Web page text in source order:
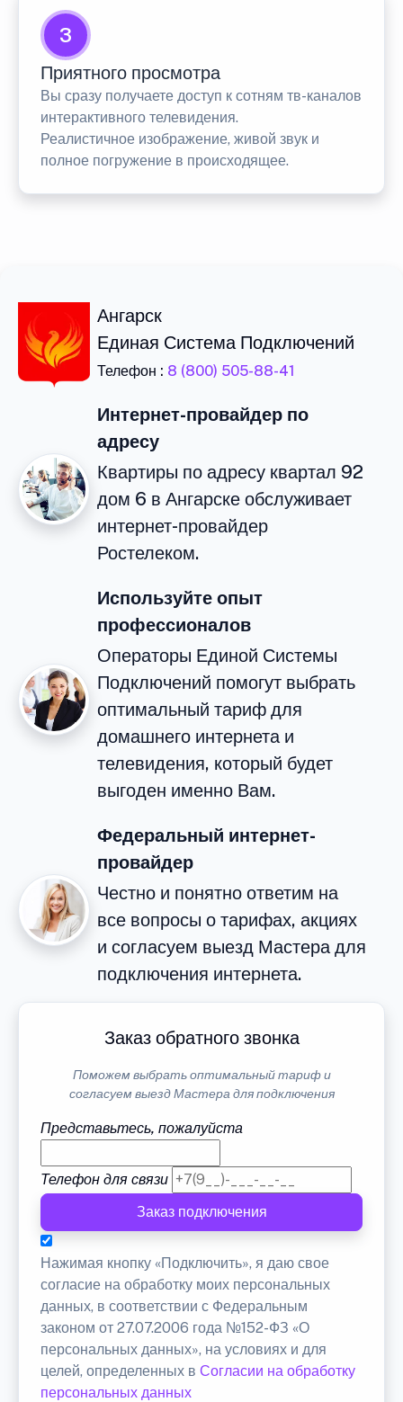
3
Приятного просмотра
Вы сразу получаете доступ к сотням тв-каналов
интерактивного телевидения.
Реалистичное изображение, живой звук и
полное погружение в происходящее.
Ангарск
Единая Система Подключений
Телефон : 8 (800) 505-88-41
Интернет-провайдер по
адресу
Квартиры по адресу квартал 92
дом 6 в Ангарске обслуживает
интернет-провайдер
Ростелеком.
Используйте опыт
профессионалов
Операторы Единой Системы
Подключений помогут выбрать
оптимальный тариф для
домашнего интернета и
телевидения, который будет
выгоден именно Вам.
Федеральный интернет-
провайдер
Честно и понятно ответим на
все вопросы о тарифах, акциях
и согласуем выезд Мастера для
подключения интернета.
Заказ обратного звонка
Поможем выбрать оптимальный тариф и
согласуем выезд Мастера для подключения
Представьтесь, пожалуйста
Телефон для связи
Заказ подключения
Нажимая кнопку «Подключить», я даю свое
согласие на обработку моих персональных
данных, в соответствии с Федеральным
законом от 27.07.2006 года №152-ФЗ «О
персональных данных», на условиях и для
целей, определенных в Согласии на обработку
персональных данных